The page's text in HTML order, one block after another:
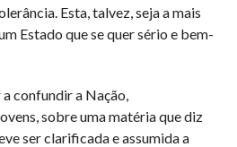
Esta, talvez, seja a mais
Estado que se quer sério e bem-
confundir a Nação,
sobre uma matéria que diz
ser clarificada e assumida a